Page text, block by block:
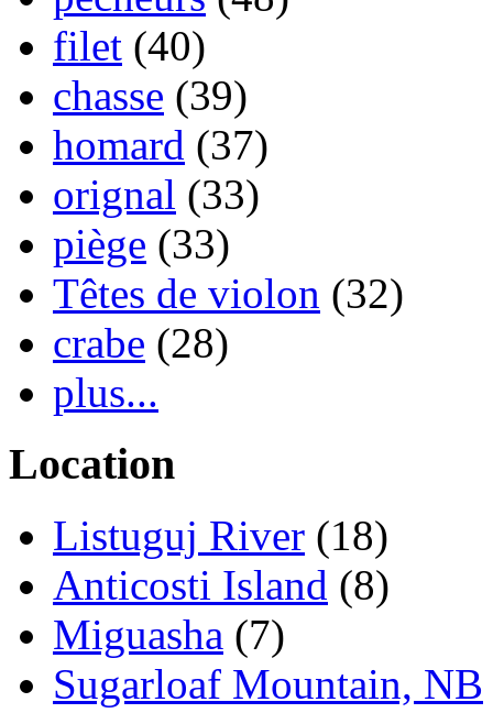
filet (40)
chasse (39)
homard (37)
orignal (33)
piège (33)
Têtes de violon (32)
crabe (28)
plus...
Location
Listuguj River (18)
Anticosti Island (8)
Miguasha (7)
Sugarloaf Mountain, NB